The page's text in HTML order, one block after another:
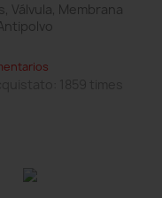
Válvula, Membrana